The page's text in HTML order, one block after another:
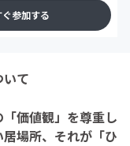
参加する
いて
価値観」を尊重し
居場所、それが「ひ